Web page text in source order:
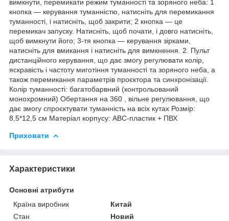
вимкнути, перемикати режим туманності та зоряного неба: 1
кнопка — керування туманністю, натисніть для перемикання
туманності, і натисніть, щоб закрити; 2 кнопка — це
перемикач запуску. Натисніть, щоб почати, і довго натисніть,
щоб вимкнути його; 3-тя кнопка — керування зірками,
натисніть для вмикання і натисніть для вимкнення. 2. Пульт
дистанційного керування, що дає змогу регулювати колір,
яскравість і частоту миготіння туманності та зоряного неба, а
також перемикання параметрів проєктора та синхронізації.
Колір туманності: багатобарвний (контрольований
монохромний) Обертання на 360 , вільне регулювання, що
дає змогу спроєктувати туманність на всіх кутах Розмір:
8,5*12,5 см Матеріал корпусу: АВС-пластик + ПВХ
Приховати
Характеристики
Основні атрибути
Країна виробник
Китай
Стан
Новий